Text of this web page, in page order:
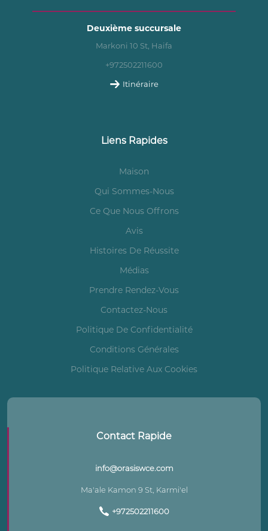
Deuxième succursale
Markoni 10 St, Haifa
+972502211600
Itinéraire
Liens Rapides
Maison
Qui Sommes-Nous
Ce Que Nous Offrons
Avis
Histoires De Réussite
Médias
Prendre Rendez-Vous
Contactez-Nous
Politique De Confidentialité
Conditions Générales
Politique Relative Aux Cookies
Contact Rapide
info@orasiswce.com
Ma'ale Kamon 9 St, Karmi'el
+972502211600